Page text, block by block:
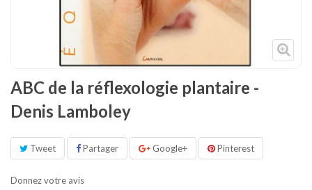
Voir plus
ABC de la réflexologie plantaire -
Denis Lamboley
Tweet Partager Google+ Pinterest
Donnez votre avis